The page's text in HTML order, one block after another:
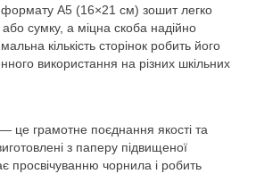
A5 (16×21 см) зошит легко
сумку, а міцна скоба надійно
кількість сторінок робить його
використання на різних шкільних
це грамотне поєднання якості та
з паперу підвищеної
просвічуванню чорнила і робить